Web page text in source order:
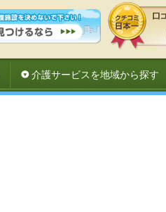
介護サービスを地域から探す